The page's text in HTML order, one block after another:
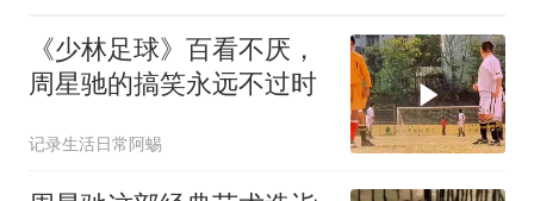
《少林足球》百看不厌，
周星驰的搞笑永远不过时
记录生活日常阿蜴